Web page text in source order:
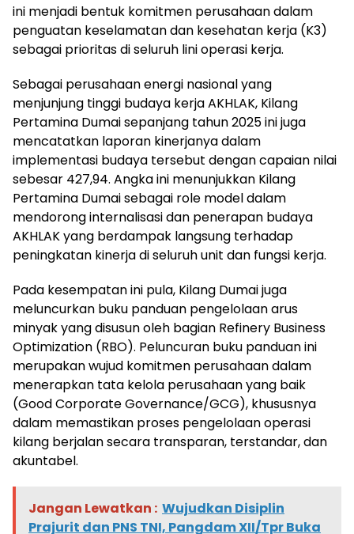
ini menjadi bentuk komitmen perusahaan dalam
penguatan keselamatan dan kesehatan kerja (K3)
sebagai prioritas di seluruh lini operasi kerja.
Sebagai perusahaan energi nasional yang
menjunjung tinggi budaya kerja AKHLAK, Kilang
Pertamina Dumai sepanjang tahun 2025 ini juga
mencatatkan laporan kinerjanya dalam
implementasi budaya tersebut dengan capaian nilai
sebesar 427,94. Angka ini menunjukkan Kilang
Pertamina Dumai sebagai role model dalam
mendorong internalisasi dan penerapan budaya
AKHLAK yang berdampak langsung terhadap
peningkatan kinerja di seluruh unit dan fungsi kerja.
Pada kesempatan ini pula, Kilang Dumai juga
meluncurkan buku panduan pengelolaan arus
minyak yang disusun oleh bagian Refinery Business
Optimization (RBO). Peluncuran buku panduan ini
merupakan wujud komitmen perusahaan dalam
menerapkan tata kelola perusahaan yang baik
(Good Corporate Governance/GCG), khususnya
dalam memastikan proses pengelolaan operasi
kilang berjalan secara transparan, terstandar, dan
akuntabel.
Jangan Lewatkan : Wujudkan Disiplin
Prajurit dan PNS TNI, Pangdam XII/Tpr Buka